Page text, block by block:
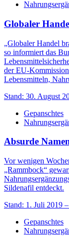
Globaler
„Globaler Handel
so informiert das
der EU-
Lebensmitteln,
Stand: 30. August
Gepanschtes
Absurde
Vor wenigen
„Rammbock“
Sildenafil entdeckt.
Stand: 1. Juli 2019
Gepanschtes